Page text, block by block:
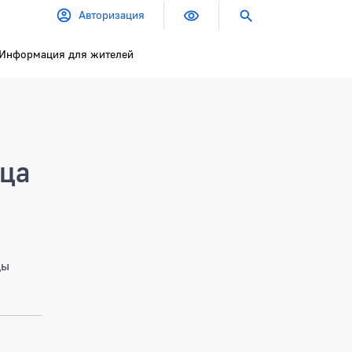
Авторизация
Информация для жителей